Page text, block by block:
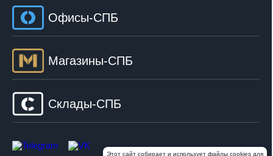
Офисы-СПБ
Магазины-СПБ
Склады-СПБ
Этот сайт собирает и использует файлы cookies для